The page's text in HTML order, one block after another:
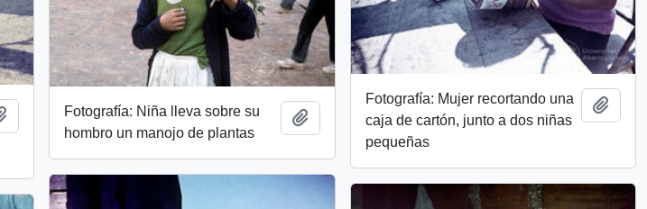
Fotografía: Mujer recortando una
caja de cartón, junto a dos niñas
pequeñas
Add
Add to clipboardFotografía: Niña lleva sobre su
hombro un manojo de plantas
Add to clipboard